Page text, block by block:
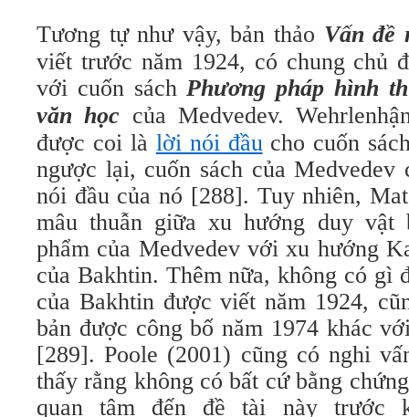
Tương tự như vậy, bản thảo Vấn đề
viết trước năm 1924, có chung chủ
với cuốn sáchPhương pháp hình
văn học của Medvedev.
được coi là lời nói đầucho cuốn
ngược lại, cuốn sách của
nói đầu của nó [288]. Tuy nhiên,
mâu thuẫn giữa xu hướng duy vật
phẩm của Medvedev với xu hướng
của Bakhtin. Thêm nữa, không có gì
của Bakhtin được viết năm 1924,
bản được công bố năm 1974 khác
[289]. Poole (2001) cũng có nghi
thấy rằng không có bất cứ bằng
quan tâm đến đề tài này trước